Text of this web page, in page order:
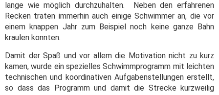
lange wie möglich durchzuhalten. Neben den erfahrenen
Recken traten immerhin auch einige Schwimmer an, die vor
einem knappen Jahr zum Beispiel noch keine ganze Bahn
kraulen konnten.
Damit der Spaß und vor allem die Motivation nicht zu kurz
kamen, wurde ein spezielles Schwimmprogramm mit leichten
technischen und koordinativen Aufgabenstellungen erstellt,
so dass das Programm und damit die Strecke kurzweilig